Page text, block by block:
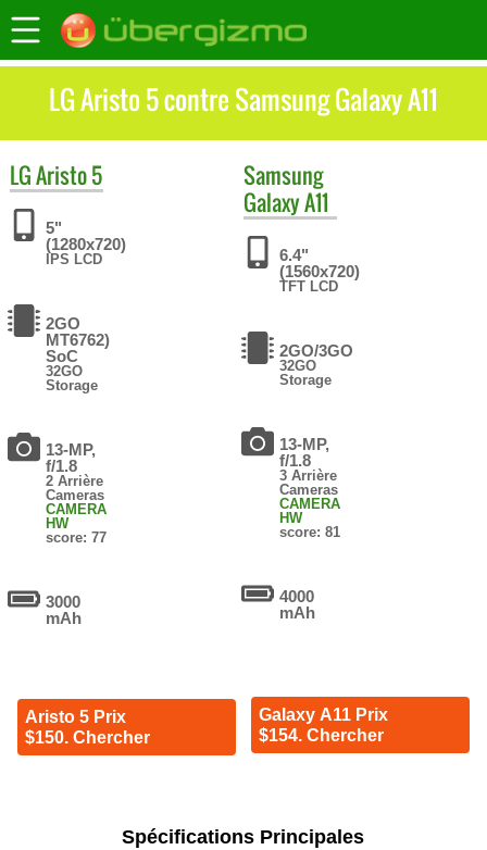
LG Aristo 5 contre Samsung Galaxy A11
LGAristo 5
5"
(1280x720)
IPS LCD
2GO
MT6762)
SoC
32GO
Storage
13-MP,
f/1.8
2 Arrière
Cameras
CAMERA
HW
score: 77
3000
mAh
Aristo 5 Prix
$150. Chercher
Samsung
Galaxy A11
6.4"
(1560x720)
TFT LCD
2GO/3GO
32GO
Storage
13-MP,
f/1.8
3 Arrière
Cameras
CAMERA
HW
score: 81
4000
mAh
Galaxy A11 Prix
$154. Chercher
Spécifications Principales